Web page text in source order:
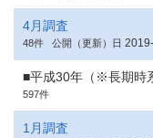
4月調査
48件 公開（更新）日
■平成30年（※長期時
597件
1月調査